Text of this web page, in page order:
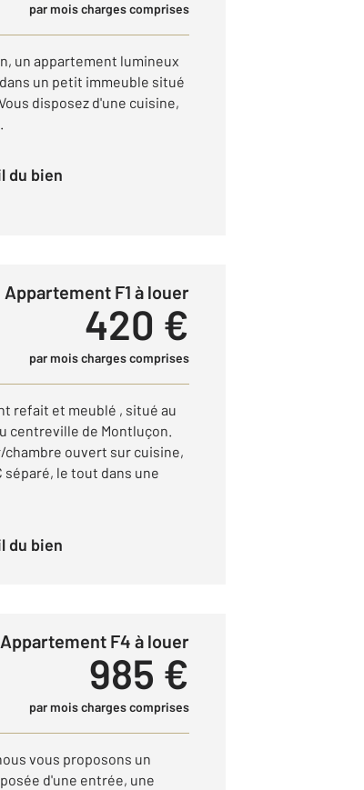
par mois charges comprises
un appartement lumineux
un petit immeuble situé
disposez d'une cuisine,
du bien
Appartement F1 à louer
420 €
par mois charges comprises
refait et meublé , situé au
centreville de Montluçon.
ouvert sur cuisine,
séparé, le tout dans une
du bien
Appartement F4 à louer
985 €
par mois charges comprises
vous proposons un
d'une entrée, une